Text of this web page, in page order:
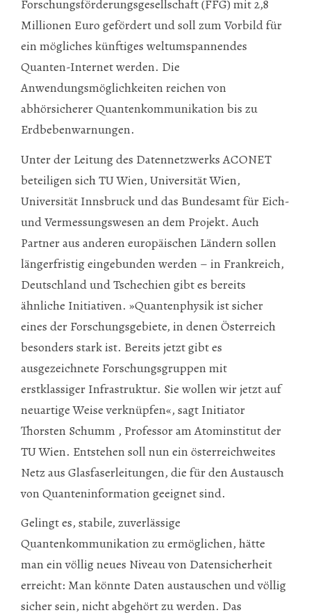
Forschungsförderungsgesellschaft (FFG) mit 2,8
Millionen Euro gefördert und soll zum Vorbild für
ein mögliches künftiges weltumspannendes
Quanten-Internet werden. Die
Anwendungsmöglichkeiten reichen von
abhörsicherer Quantenkommunikation bis zu
Erdbebenwarnungen.
Unter der Leitung des Datennetzwerks ACONET
beteiligen sich TU Wien, Universität Wien,
Universität Innsbruck und das Bundesamt für Eich-
und Vermessungswesen an dem Projekt. Auch
Partner aus anderen europäischen Ländern sollen
längerfristig eingebunden werden – in Frankreich,
Deutschland und Tschechien gibt es bereits
ähnliche Initiativen. »Quantenphysik ist sicher
eines der Forschungsgebiete, in denen Österreich
besonders stark ist. Bereits jetzt gibt es
ausgezeichnete Forschungsgruppen mit
erstklassiger Infrastruktur. Sie wollen wir jetzt auf
neuartige Weise verknüpfen«, sagt Initiator
Thorsten Schumm , Professor am Atominstitut der
TU Wien. Entstehen soll nun ein österreichweites
Netz aus Glasfaserleitungen, die für den Austausch
von Quanteninformation geeignet sind.
Gelingt es, stabile, zuverlässige
Quantenkommunikation zu ermöglichen, hätte
man ein völlig neues Niveau von Datensicherheit
erreicht: Man könnte Daten austauschen und völlig
sicher sein, nicht abgehört zu werden. Das